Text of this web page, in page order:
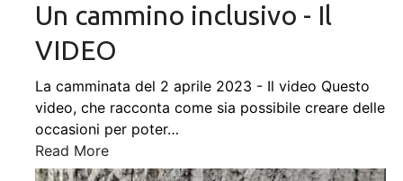
Un cammino inclusivo - Il
VIDEO
La camminata del 2 aprile 2023 - Il video Questo
video, che racconta come sia possibile creare delle
occasioni per poter…
Read More